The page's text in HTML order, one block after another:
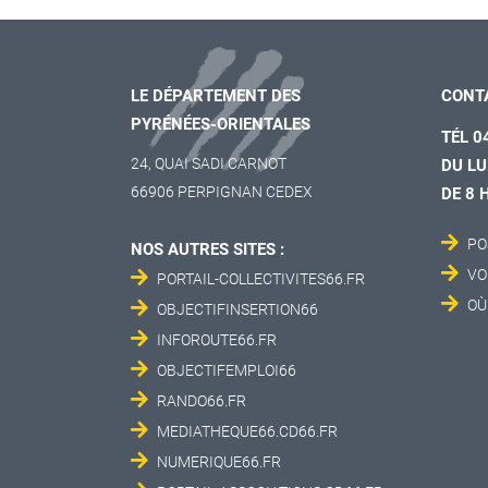
LE DÉPARTEMENT DES
PYRÉNÉES-ORIENTALES
24, QUAI SADI CARNOT
66906 PERPIGNAN CEDEX
NOS AUTRES SITES :
PORTAIL-COLLECTIVITES66.FR
OBJECTIFINSERTION66
INFOROUTE66.FR
OBJECTIFEMPLOI66
RANDO66.FR
MEDIATHEQUE66.CD66.FR
NUMERIQUE66.FR
TÉL
DU
DE 8